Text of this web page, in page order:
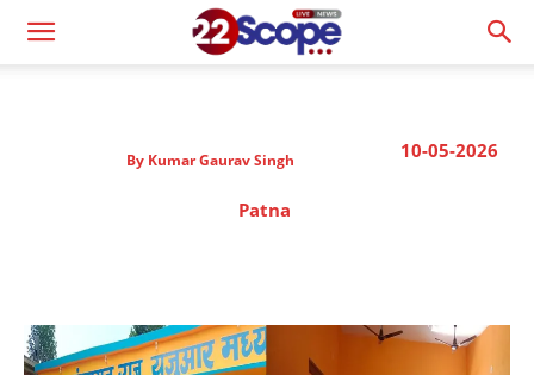
10-05-2026
By Kumar Gaurav Singh
Patna